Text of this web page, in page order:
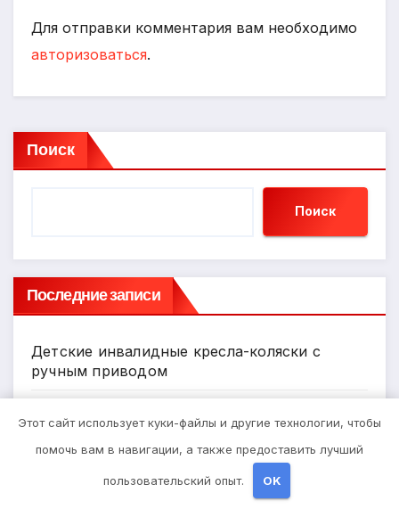
Для отправки комментария вам необходимо
авторизоваться.
Поиск
Поиск
Последние записи
Детские инвалидные кресла-коляски с
ручным приводом
Запись в стоматологическую клинику
характеристики
Этот сайт использует куки-файлы и другие технологии, чтобы
помочь вам в навигации, а также предоставить лучший
пользовательский опыт. OK